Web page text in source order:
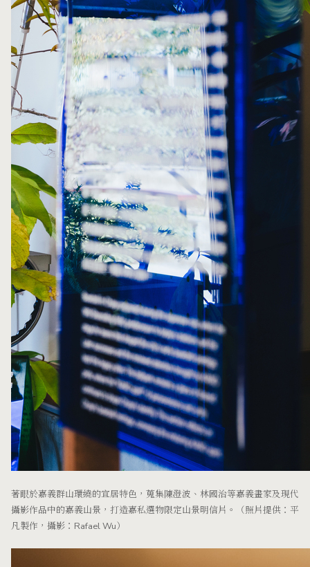
著眼於嘉義群山環繞的宜居特色，蒐集陳澄波、林國治等嘉義畫家及現代
攝影作品中的嘉義山景，打造嘉私選物限定山景明信片。（照片提供：平
凡製作，攝影：Rafael Wu）